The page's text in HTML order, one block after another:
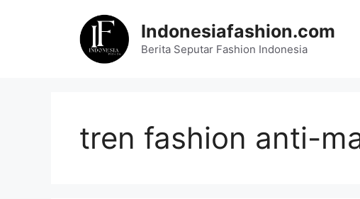
Indonesiafashion.com
Berita Seputar Fashion Indonesia
tren fashion anti-